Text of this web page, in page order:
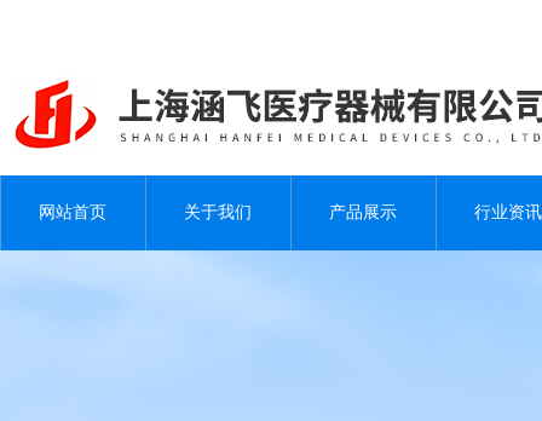
网站首页 关于我们 产品展示 行业资讯